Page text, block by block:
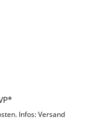
Infos: Versand